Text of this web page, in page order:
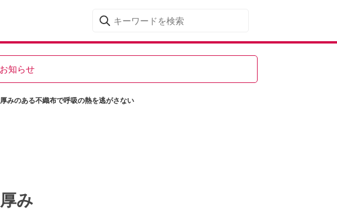
知らせ
みのある不織布で呼吸の熱を逃がさない
み